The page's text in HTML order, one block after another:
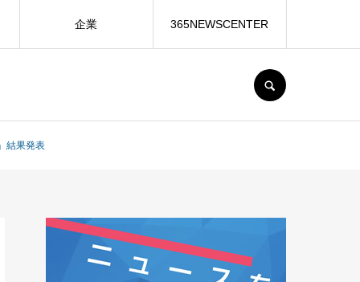
企業 365NEWSCENTER
結果発表